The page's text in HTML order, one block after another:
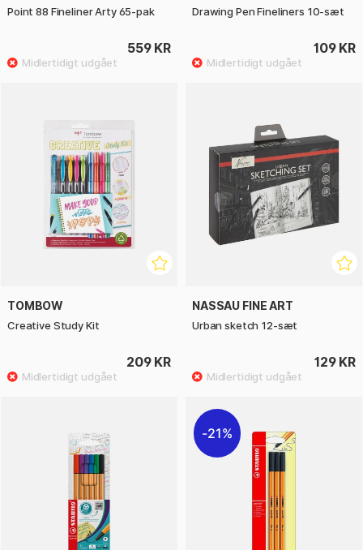
Point 88 Fineliner Arty 65-pak
559 KR
Drawing Pen Fineliners 10-sæt
109 KR
TOMBOW
Creative Study Kit
209 KR
NASSAU FINE ART
Urban sketch 12-sæt
129 KR
21%